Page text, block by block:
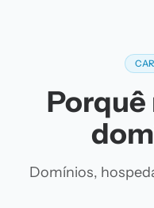
Domínios,